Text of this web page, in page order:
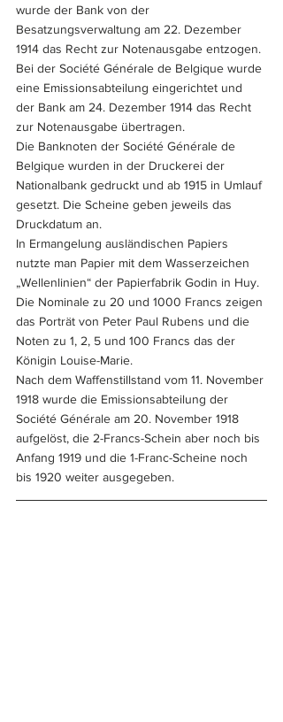
wurde der Bank von der
Besatzungsverwaltung am 22. Dezember
1914 das Recht zur Notenausgabe entzogen.
Bei der Société Générale de Belgique wurde
eine Emissionsabteilung eingerichtet und
der Bank am 24. Dezember 1914 das Recht
zur Notenausgabe übertragen.
Die Banknoten der Société Générale de
Belgique wurden in der Druckerei der
Nationalbank gedruckt und ab 1915 in Umlauf
gesetzt. Die Scheine geben jeweils das
Druckdatum an.
In Ermangelung ausländischen Papiers
nutzte man Papier mit dem Wasserzeichen
„Wellenlinien“ der Papierfabrik Godin in Huy.
Die Nominale zu 20 und 1000 Francs zeigen
das Porträt von Peter Paul Rubens und die
Noten zu 1, 2, 5 und 100 Francs das der
Königin Louise-Marie.
Nach dem Waffenstillstand vom 11. November
1918 wurde die Emissionsabteilung der
Société Générale am 20. November 1918
aufgelöst, die 2-Francs-Schein aber noch bis
Anfang 1919 und die 1-Franc-Scheine noch
bis 1920 weiter ausgegeben.